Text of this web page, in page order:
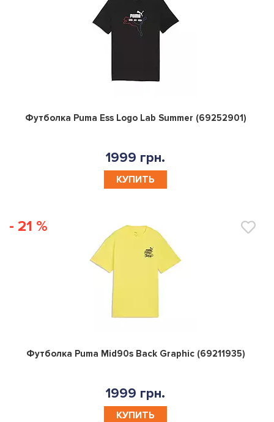
0
Футболка Puma Ess Logo Lab Summer (69252901)
1999 грн.
КУПИТЬ
- 21 %
0
Футболка Puma Mid90s Back Graphic (69211935)
1999 грн.
КУПИТЬ